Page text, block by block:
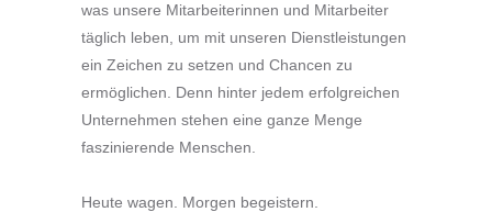
was unsere Mitarbeiterinnen und Mitarbeiter
täglich leben, um mit unseren Dienstleistungen
ein Zeichen zu setzen und Chancen zu
ermöglichen. Denn hinter jedem erfolgreichen
Unternehmen stehen eine ganze Menge
faszinierende Menschen.
Heute wagen. Morgen begeistern.